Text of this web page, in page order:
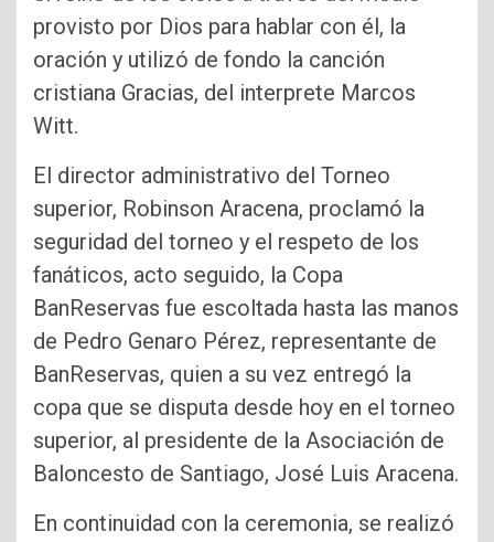
provisto por Dios para hablar con él, la
oración y utilizó de fondo la canción
cristiana Gracias, del interprete Marcos
Witt.
El director administrativo del Torneo
superior, Robinson Aracena, proclamó la
seguridad del torneo y el respeto de los
fanáticos, acto seguido, la Copa
BanReservas fue escoltada hasta las manos
de Pedro Genaro Pérez, representante de
BanReservas, quien a su vez entregó la
copa que se disputa desde hoy en el torneo
superior, al presidente de la Asociación de
Baloncesto de Santiago, José Luis Aracena.
En continuidad con la ceremonia, se realizó